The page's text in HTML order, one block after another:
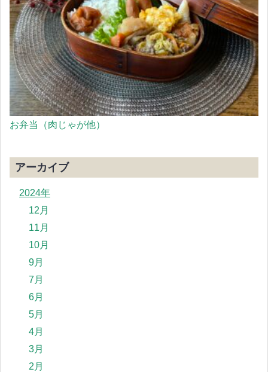
お弁当（肉じゃが他）
アーカイブ
2024年
12月
11月
10月
9月
7月
6月
5月
4月
3月
2月